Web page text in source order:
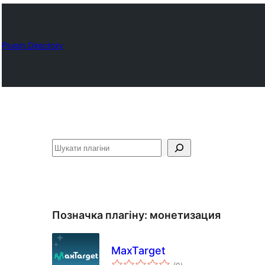
Plugin Directory
Пошук
Позначка плагіну: монетизация
MaxTarget
загальний